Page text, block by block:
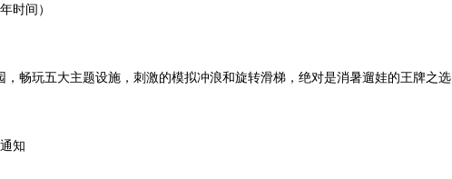
时间）
，畅玩五大主题设施，刺激的模拟冲浪和旋转滑梯，绝对是消暑遛娃的王牌之选
知